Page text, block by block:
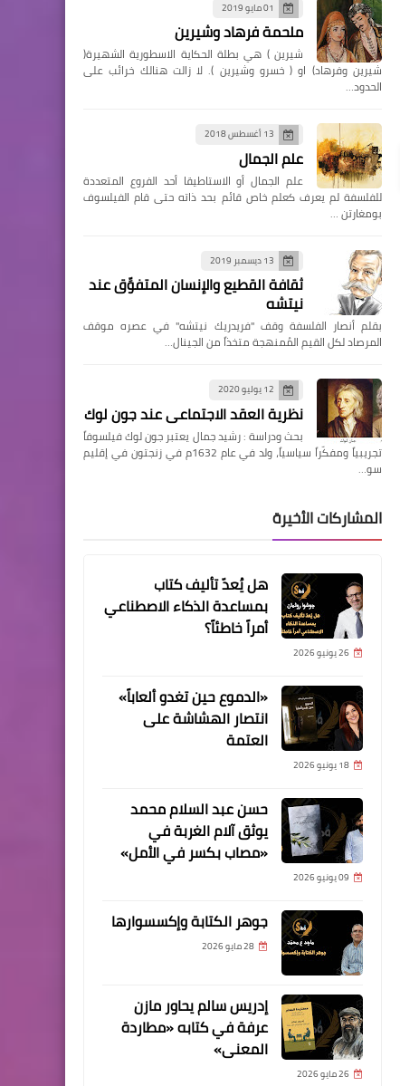
01 مايو 2019
ملحمة فرهاد وشيرين
شيرين ) هي بطلة الحكاية الاسطورية الشهيرة(
شيرين وفرهاد) او ( خسرو وشيرين ). لا زالت هنالك خرائب على
الحدود…
13 أغسطس 2018
علم الجمال
علم الجمال أو الاستاطيقا أحد الفروع المتعددة
للفلسفة لم يعرف كعلم خاص قائم بحد ذاته حتى قام الفيلسوف
بومغارتن …
13 ديسمبر 2019
ثقافة القطيع والإنسان المتفوِّق عند
نيتشه
بقلم أنصار الفلسفة وقف "فريدريك نيتشه" في عصره موقف
المرصاد لكل القيم المُمنهجة متخذاً من الجينال…
12 يوليو 2020
نظرية العقد الاجتماعي عند جون لوك
بحث ودراسة : رشيد جمال يعتبر جون لوك فيلسوفاً
تجريبياً ومفكّراً سياسياً، ولد في عام 1632م في زنجتون في إقليم
سو…
المشاركات الأخيرة
هل يُعدّ تأليف كتاب
بمساعدة الذكاء الاصطناعي
أمراً خاطئاً؟
26 يونيو 2026
«الدموع حين تغدو ألعاباً»
انتصار الهشاشة على
العتمة
18 يونيو 2026
حسن عبد السلام محمد
يوثق آلام الغربة في
«مصاب بكسر في الأمل»
09 يونيو 2026
جوهر الكتابة وإكسسوارها
28 مايو 2026
إدريس سالم يحاور مازن
عرفة في كتابه «مطاردة
المعنى»
26 مايو 2026